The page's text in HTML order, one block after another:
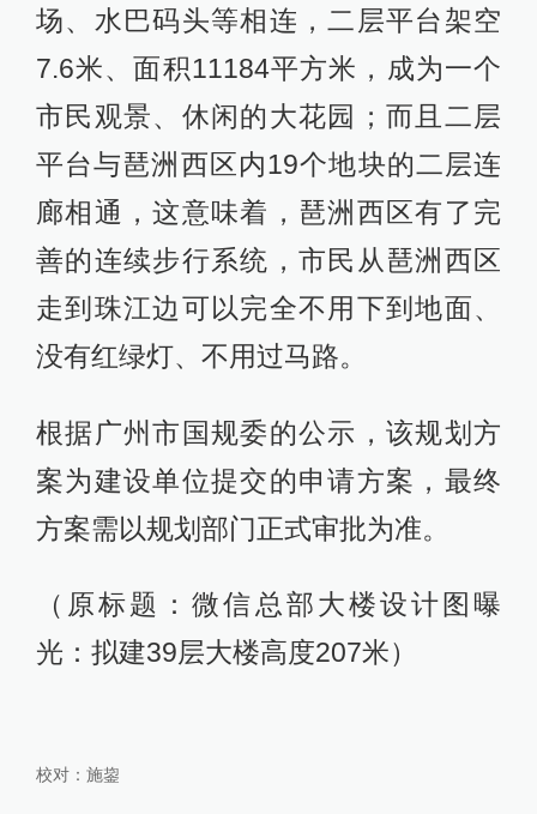
场、水巴码头等相连，二层平台架空
7.6米、面积11184平方米，成为一个
市民观景、休闲的大花园；而且二层
平台与琶洲西区内19个地块的二层连
廊相通，这意味着，琶洲西区有了完
善的连续步行系统，市民从琶洲西区
走到珠江边可以完全不用下到地面、
没有红绿灯、不用过马路。
根据广州市国规委的公示，该规划方
案为建设单位提交的申请方案，最终
方案需以规划部门正式审批为准。
（原标题：微信总部大楼设计图曝
光：拟建39层大楼高度207米）
校对： 施鋆